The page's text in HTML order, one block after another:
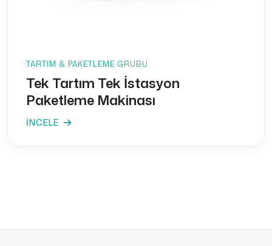
TARTIM & PAKETLEME GRUBU
Tek Tartım Tek İstasyon
Paketleme Makinası
İNCELE